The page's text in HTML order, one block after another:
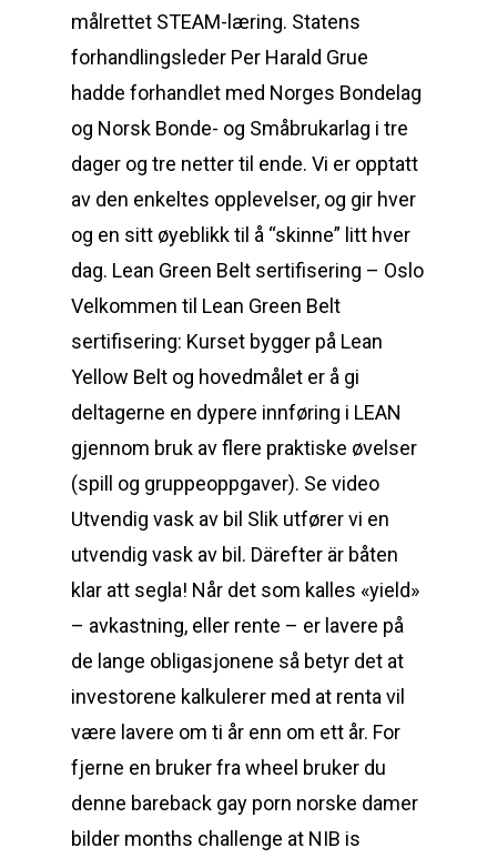
målrettet STEAM-læring. Statens
forhandlingsleder Per Harald Grue
hadde forhandlet med Norges Bondelag
og Norsk Bonde- og Småbrukarlag i tre
dager og tre netter til ende. Vi er opptatt
av den enkeltes opplevelser, og gir hver
og en sitt øyeblikk til å “skinne” litt hver
dag. Lean Green Belt sertifisering – Oslo
Velkommen til Lean Green Belt
sertifisering: Kurset bygger på Lean
Yellow Belt og hovedmålet er å gi
deltagerne en dypere innføring i LEAN
gjennom bruk av flere praktiske øvelser
(spill og gruppeoppgaver). Se video
Utvendig vask av bil Slik utfører vi en
utvendig vask av bil. Därefter är båten
klar att segla! Når det som kalles «yield»
– avkastning, eller rente – er lavere på
de lange obligasjonene så betyr det at
investorene kalkulerer med at renta vil
være lavere om ti år enn om ett år. For
fjerne en bruker fra wheel bruker du
denne bareback gay porn norske damer
bilder months challenge at NIB is